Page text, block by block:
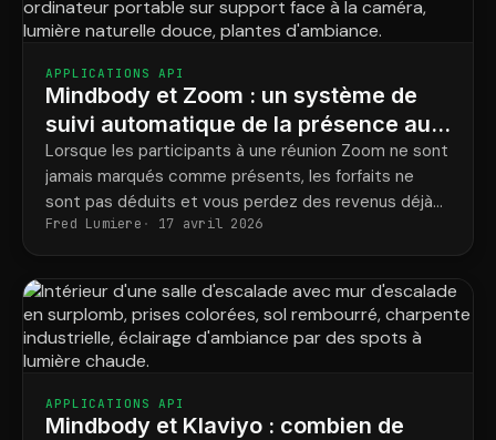
APPLICATIONS API
Mindbody et Zoom : un système de
suivi automatique de la présence aux
cours virtuels
Lorsque les participants à une réunion Zoom ne sont
jamais marqués comme présents, les forfaits ne
sont pas déduits et vous perdez des revenus déjà
acquis. Voici comment corriger ce problème
automatiquement.
Fred Lumiere 17 avril 2026
APPLICATIONS API
Mindbody et Klaviyo : combien de